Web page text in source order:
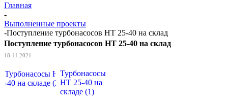
Главная
-
Выполненные проекты
-Поступление турбонасосов НТ 25-40 на склад
Поступление турбонасосов НТ 25-40 на склад
18.11.2021